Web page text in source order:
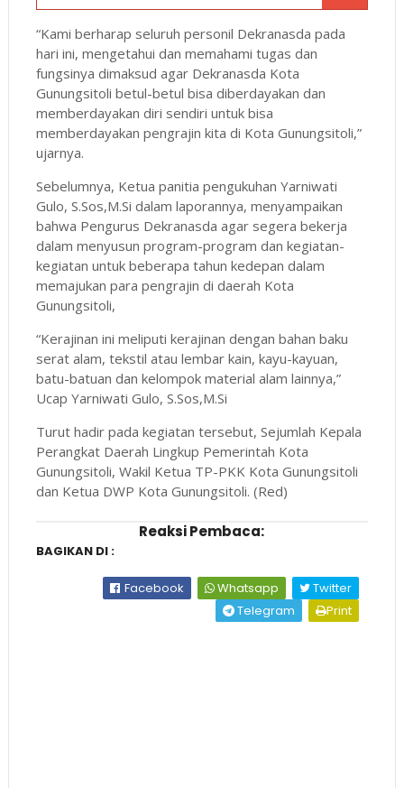
“Kami berharap seluruh personil Dekranasda pada
hari ini, mengetahui dan memahami tugas dan
fungsinya dimaksud agar Dekranasda Kota
Gunungsitoli betul-betul bisa diberdayakan dan
memberdayakan diri sendiri untuk bisa
memberdayakan pengrajin kita di Kota Gunungsitoli,”
ujarnya.
Sebelumnya, Ketua panitia pengukuhan Yarniwati
Gulo, S.Sos,M.Si dalam laporannya, menyampaikan
bahwa Pengurus Dekranasda agar segera bekerja
dalam menyusun program-program dan kegiatan-
kegiatan untuk beberapa tahun kedepan dalam
memajukan para pengrajin di daerah Kota
Gunungsitoli,
“Kerajinan ini meliputi kerajinan dengan bahan baku
serat alam, tekstil atau lembar kain, kayu-kayuan,
batu-batuan dan kelompok material alam lainnya,”
Ucap Yarniwati Gulo, S.Sos,M.Si
Turut hadir pada kegiatan tersebut, Sejumlah Kepala
Perangkat Daerah Lingkup Pemerintah Kota
Gunungsitoli, Wakil Ketua TP-PKK Kota Gunungsitoli
dan Ketua DWP Kota Gunungsitoli. (Red)
Reaksi Pembaca:
BAGIKAN DI :
Facebook Whatsapp
Twitter
Telegram
Print